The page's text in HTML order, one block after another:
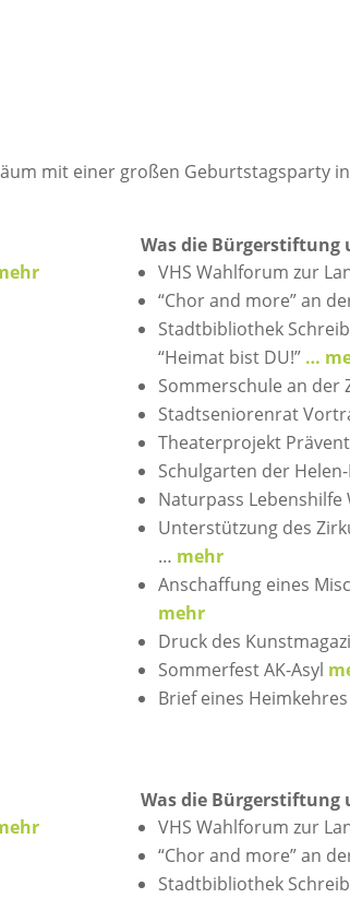
mit einer großen Geburtstagsparty
Was die
VHS Wahlforum zur
“Chor and more” an
Stadtbibliothek
“Heimat bist DU!” …
Sommerschule an der
Stadtseniorenrat
Theaterprojekt
Schulgarten der
Naturpass
Unterstützung des
… mehr
Anschaffung eines
mehr
Druck des
Sommerfest AK-Asyl
Brief eines
Was die
VHS Wahlforum zur
“Chor and more” an
Stadtbibliothek